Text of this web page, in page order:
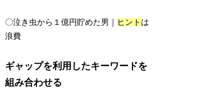
〇泣き虫から１億円貯めた男｜ ヒント は
浪費
ギャップを利用したキーワードを
組み合わせる